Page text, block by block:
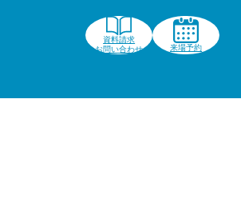
資料請求
お問い合わせ
来場予約